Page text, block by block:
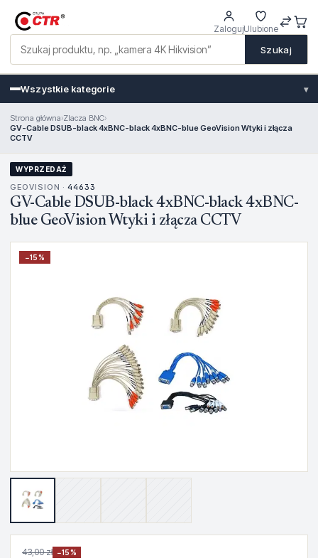
Szukaj
ZalogujUlubione
Wszystkie kategorie ▾
Strona główna›Zlacza BNC›
GV-Cable DSUB-black 4xBNC-black 4xBNC-blue GeoVision Wtyki i złącza
CCTV
WYPRZEDAŻ
GEOVISION · 44633
GV-Cable DSUB-black 4xBNC-black 4xBNC-
blue GeoVision Wtyki i złącza CCTV
−15%
43,00 zł −15%